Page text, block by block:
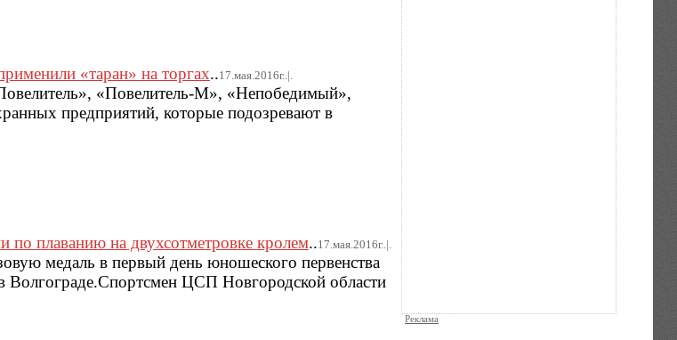
«таран» на торгах..17.мая.2016г..|.
«Повелитель-М», «Непобедимый»,
предприятий, которые подозревают в
по плаванию на двухсотметровке кролем..17.мая.2016г..|.
медаль в первый день юношеского первенства
Волгограде.Спортсмен ЦСП Новгородской области
Реклама